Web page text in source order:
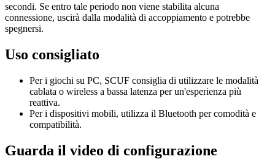
secondi. Se entro tale periodo non viene stabilita alcuna
connessione, uscirà dalla modalità di accoppiamento e potrebbe
spegnersi.
Uso consigliato
Per i giochi su PC, SCUF consiglia di utilizzare le modalità
cablata o wireless a bassa latenza per un'esperienza più
reattiva.
Per i dispositivi mobili, utilizza il Bluetooth per comodità e
compatibilità.
Guarda il video di configurazione